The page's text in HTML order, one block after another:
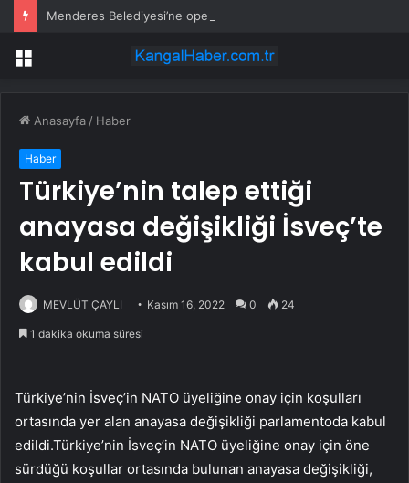
Menü
Anasayfa / Haber
Haber
Türkiye’nin talep ettiği
anayasa değişikliği İsveç’te
kabul edildi
MEVLÜT ÇAYLI Kasım 16, 2022 0 24
1 dakika okuma süresi
Türkiye’nin İsveç’in NATO üyeliğine onay için koşulları
ortasında yer alan anayasa değişikliği parlamentoda kabul
edildi.Türkiye’nin İsveç’in NATO üyeliğine onay için öne
sürdüğü koşullar ortasında bulunan anayasa değişikliği,